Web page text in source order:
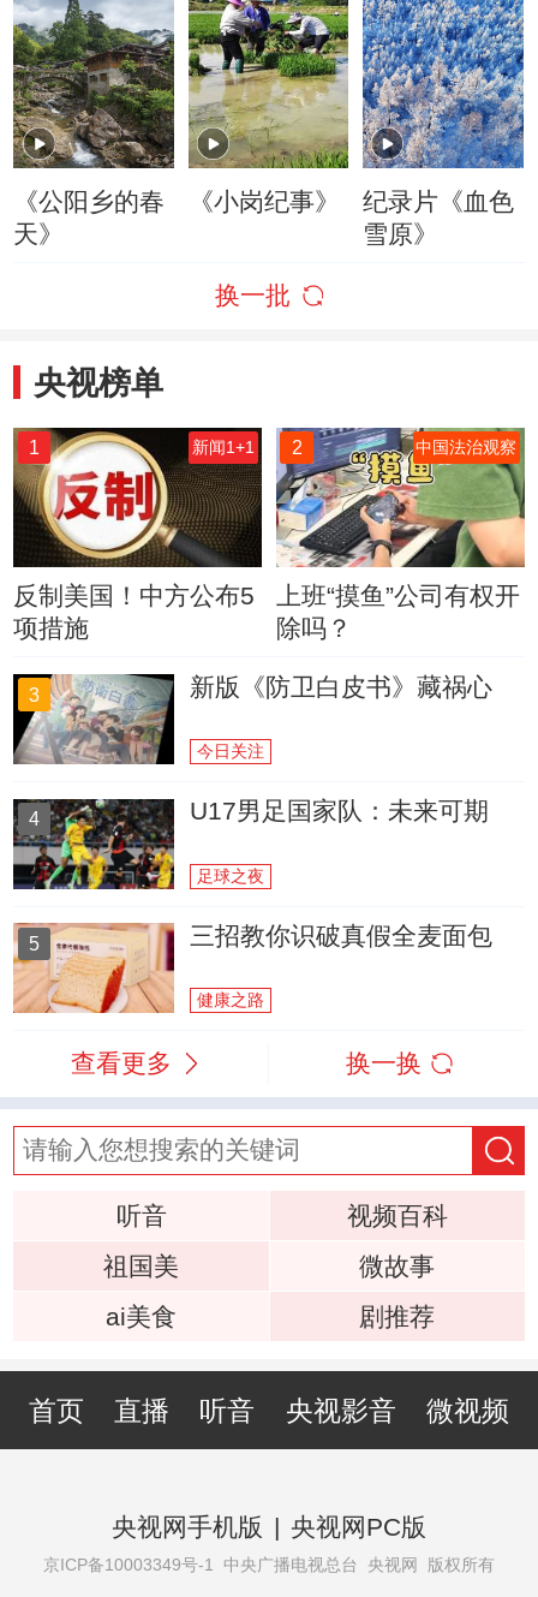
《公阳乡的春
天》
《小岗纪事》
纪录片《血色
雪原》
换一批
央视榜单
1 新闻1+1
反制美国！中方公布5
项措施
2 中国法治观察
上班“摸鱼”公司有权开
除吗？
3 新版《防卫白皮书》藏祸心
今日关注
4 U17男足国家队：未来可期
足球之夜
5 三招教你识破真假全麦面包
健康之路
查看更多 换一换
听音
视频百科
祖国美
微故事
ai美食
剧推荐
首页 直播 听音 央视影音 微视频
央视网手机版 | 央视网PC版
京ICP备10003349号-1 中央广播电视总台 央视网 版权所有